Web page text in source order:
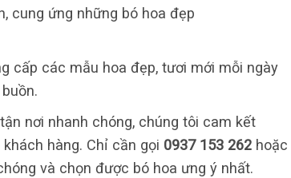
cung ứng những bó hoa đẹp
cấp các mẫu hoa đẹp, tươi mới mỗi ngày
nơi nhanh chóng, chúng tôi cam kết
hàng. Chỉ cần gọi 0937 153 262 hoặc
và chọn được bó hoa ưng ý nhất.